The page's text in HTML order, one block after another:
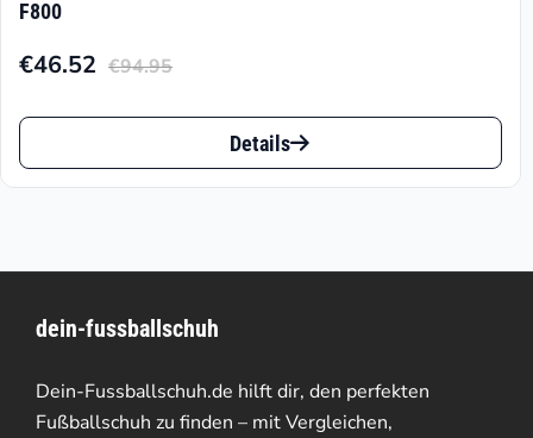
F800
€94.95
Ursprünglicher
Preis
€94.95
€46.52
Aktueller
Preis
€46.52.
Dieses
Produkt
auf.
Die
Optionen
Details
dein-fussballschuh
Dein-Fussballschuh.de hilft dir, den perfekten
Fußballschuh zu finden – mit Vergleichen,